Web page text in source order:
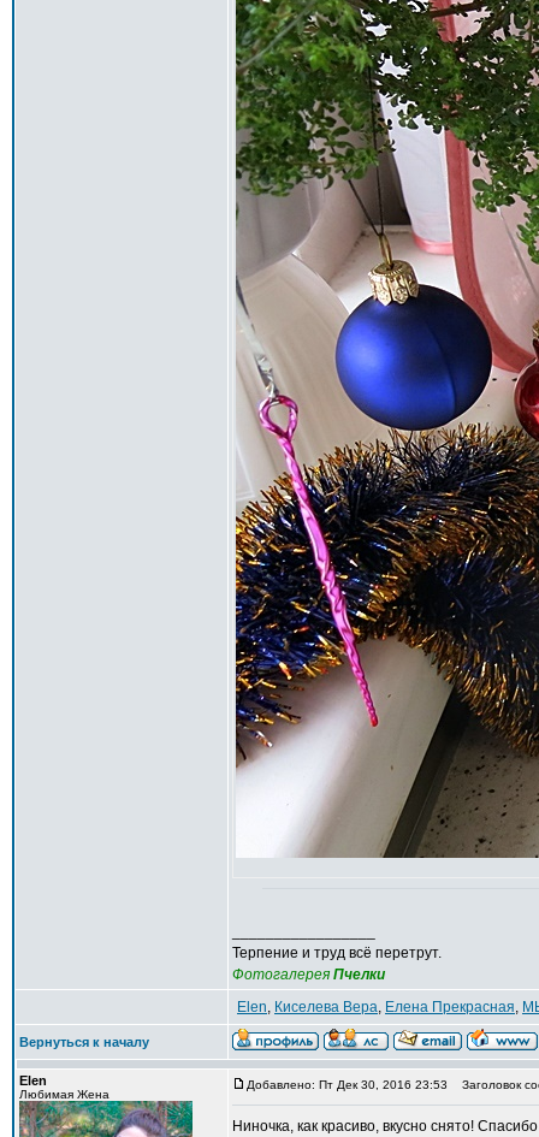
Терпение и труд всё перетрут.
Фотогалерея Пчелки
Elen, Киселева Вера, Елена Прекрасная,
Вернуться к началу
Elen
Любимая Жена
Добавлено: Пт Дек 30, 2016 23:53 Заголовок
Ниночка, как красиво, вкусно снято!